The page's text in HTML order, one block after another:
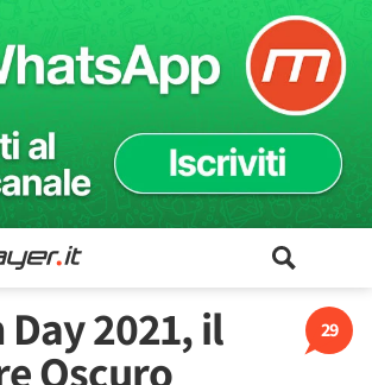
29
2021, il
Oscuro